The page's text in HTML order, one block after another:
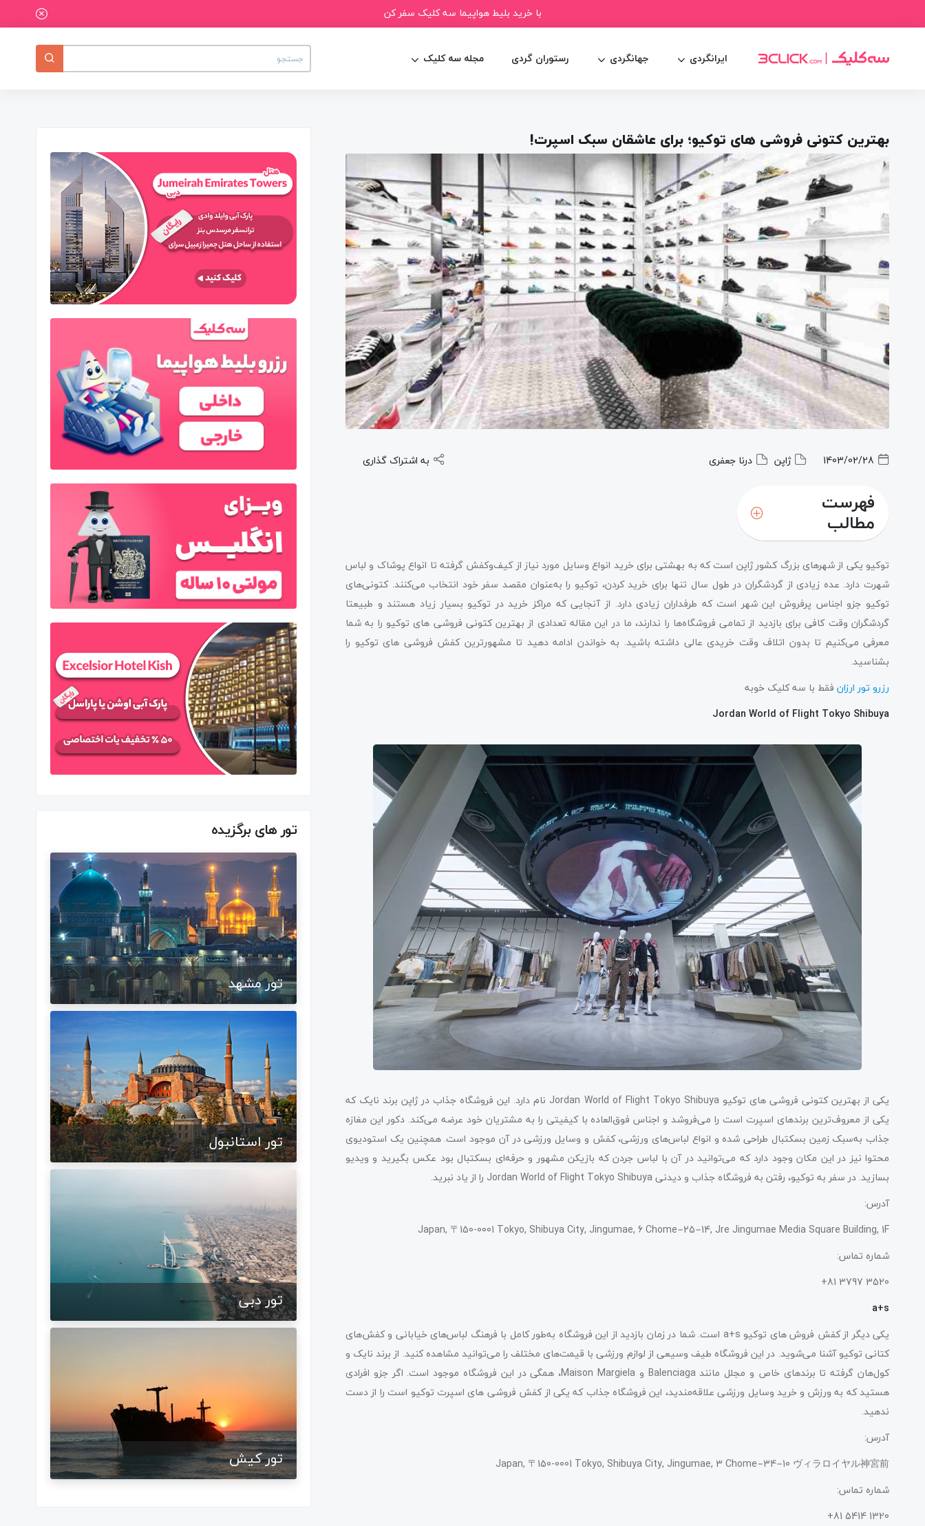
با خرید بلیط هواپیما سه کلیک سفر کن
ایرانگردی جهانگردی رستوران گردی مجله سه کلیک
بهترین کتونی فروشی های توکیو؛ برای عاشقان سبک اسپرت!
1403/02/28 ژاپن درنا جعفری به اشتراک گذاری
فهرست
مطالب
توکیو یکی از شهرهای بزرگ کشور ژاپن است که به بهشتی برای خرید انواع وسایل مورد نیاز از کیف‌وکفش گرفته تا انواع پوشاک و لباس
شهرت دارد. عده زیادی از گردشگران در طول سال تنها برای خرید کردن، توکیو را به‌عنوان مقصد سفر خود انتخاب می‌کنند. کتونی‌های
توکیو جزو اجناس پرفروش این شهر است که طرفداران زیادی دارد. از آنجایی که مراکز خرید در توکیو بسیار زیاد هستند و طبیعتا
گردشگران وقت کافی برای بازدید از تمامی فروشگاه‌ها را ندارند، ما در این مقاله تعدادی از بهترین کتونی فروشی های توکیو را به شما
معرفی می‌کنیم تا بدون اتلاف وقت خریدی عالی داشته باشید. به خواندن ادامه دهید تا مشهورترین کفش فروشی های توکیو را
بشناسید.
رزرو تور ارزان فقط با سه کلیک خوبه
Jordan World of Flight Tokyo Shibuya
یکی از بهترین کتونی فروشی های توکیو Jordan World of Flight Tokyo Shibuya نام دارد. این فروشگاه جذاب در ژاپن برند نایک که
یکی از معروف‌ترین برندهای اسپرت است را می‌فروشد و اجناس فوق‌العاده با کیفیتی را به مشتریان خود عرضه می‌کند. دکور این مغازه
جذاب به‌سبک زمین بسکتبال طراحی شده و انواع لباس‌های ورزشی، کفش و وسایل ورزشی در آن موجود است. همچنین یک استودیوی
محتوا نیز در این مکان وجود دارد که می‌توانید در آن با لباس جردن که بازیکن مشهور و حرفه‌ای بسکتبال بود عکس بگیرید و ویدیو
بسازید. در سفر به توکیو، رفتن به فروشگاه جذاب و دیدنی Jordan World of Flight Tokyo Shibuya را از یاد نبرید.
آدرس:
Japan, 〒150-0001 Tokyo, Shibuya City, Jingumae, 6 Chome−25−14, Jre Jingumae Media Square Building, 1F
شماره تماس:
3520 3797 81+
a+s
یکی دیگر از کفش فروش های توکیو a+s است. شما در زمان بازدید از این فروشگاه به‌طور کامل با فرهنگ لباس‌های خیابانی و کفش‌های
کتانی توکیو آشنا می‌شوید. در این فروشگاه طیف وسیعی از لوازم ورزشی با قیمت‌های مختلف را می‌توانید مشاهده کنید. از برند نایک و
کول‌هان گرفته تا برند‌های خاص و مجلل مانند Balenciaga و Maison Margiela، همگی در این فروشگاه موجود است. اگر جزو افرادی
هستید که به ورزش و خرید وسایل ورزشی علاقه‌مندید، این فروشگاه جذاب که یکی از کفش فروشی های اسپرت توکیو است را از دست
ندهید.
آدرس:
Japan, 〒150-0001 Tokyo, Shibuya City, Jingumae, 3 Chome−34−10 ヴィラロイヤル神宮前
شماره تماس:
1320 5414 81+
تور های برگزیده
تور مشهد
تور استانبول
تور دبی
تور کیش